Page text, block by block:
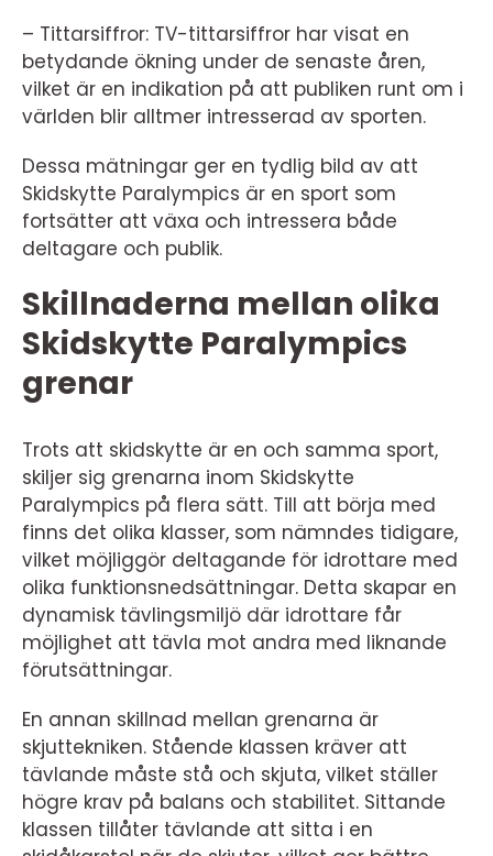
– Tittarsiffror: TV-tittarsiffror har visat en
betydande ökning under de senaste åren,
vilket är en indikation på att publiken runt om i
världen blir alltmer intresserad av sporten.
Dessa mätningar ger en tydlig bild av att
Skidskytte Paralympics är en sport som
fortsätter att växa och intressera både
deltagare och publik.
Skillnaderna mellan olika
Skidskytte Paralympics
grenar
Trots att skidskytte är en och samma sport,
skiljer sig grenarna inom Skidskytte
Paralympics på flera sätt. Till att börja med
finns det olika klasser, som nämndes tidigare,
vilket möjliggör deltagande för idrottare med
olika funktionsnedsättningar. Detta skapar en
dynamisk tävlingsmiljö där idrottare får
möjlighet att tävla mot andra med liknande
förutsättningar.
En annan skillnad mellan grenarna är
skjuttekniken. Stående klassen kräver att
tävlande måste stå och skjuta, vilket ställer
högre krav på balans och stabilitet. Sittande
klassen tillåter tävlande att sitta i en